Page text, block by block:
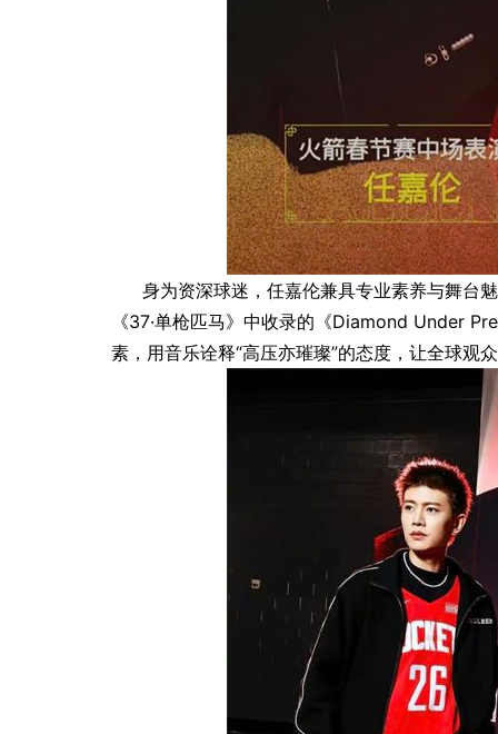
身为资深球迷，任嘉伦兼具专业素养与舞台
《37·单枪匹马》中收录的《Diamond Under
素，用音乐诠释“高压亦璀璨”的态度，让全球观